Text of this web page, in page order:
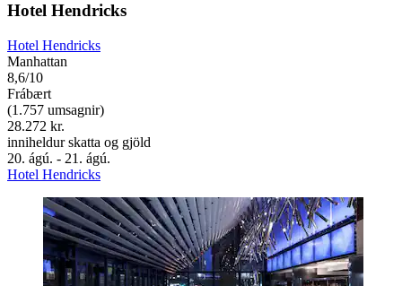
Hotel Hendricks
Hotel Hendricks
Manhattan
8,6/10
Frábært
(1.757 umsagnir)
28.272 kr.
inniheldur skatta og gjöld
20. ágú. - 21. ágú.
Hotel Hendricks